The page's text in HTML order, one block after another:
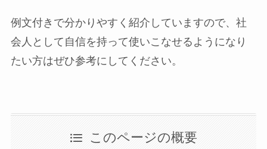
例文付きで分かりやすく紹介していますので、社
会人として自信を持って使いこなせるようになり
たい方はぜひ参考にしてください。
このページの概要